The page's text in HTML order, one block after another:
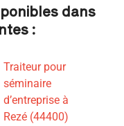
dans
:
Traiteur pour
séminaire
d’entreprise à
Rezé (44400)